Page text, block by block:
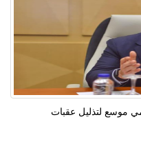
موسع لتذليل عقبات